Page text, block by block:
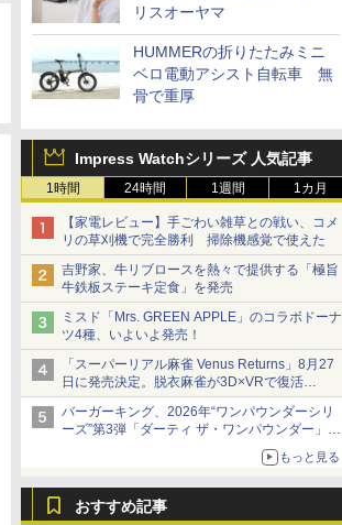
リスオーヤマ
HUMMERの折りたたみミニ
ベロ電動アシスト自転車 無
骨で重厚
Impress Watchシリーズ 人気記事
1時間 24時間 1週間 1カ月
【家電レビュー】手ごわい雑草との戦い、コメ
リの草刈機で完全勝利 掃除機感覚で使えた
吉野家、牛リブロースを熱々で提供する「極旨
牛鉄板ステーキ定食」を発売
ミスド「Mrs. GREEN APPLE」のコラボドーナ
ツ4種、いよいよ発売！
「スーパーリアル麻雀 Venus Returns」8月27
日に発売決定。脱衣麻雀が3D×VRで復活
発売から2週間は20%オフになるセールが実施
バーガーキング、2026年“ワンパウンダーシリ
ーズ”第3弾「ダーティ ザ・ワンパウンダー」を
「特製ガーリックマヨソース」を使用した超大
もっと見る
おすすめ記事